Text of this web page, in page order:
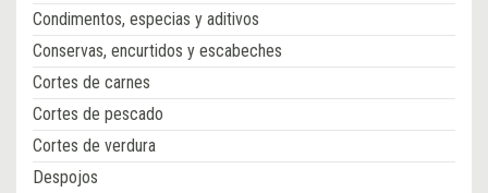
Condimentos, especias y aditivos
Conservas, encurtidos y escabeches
Cortes de carnes
Cortes de pescado
Cortes de verdura
Despojos